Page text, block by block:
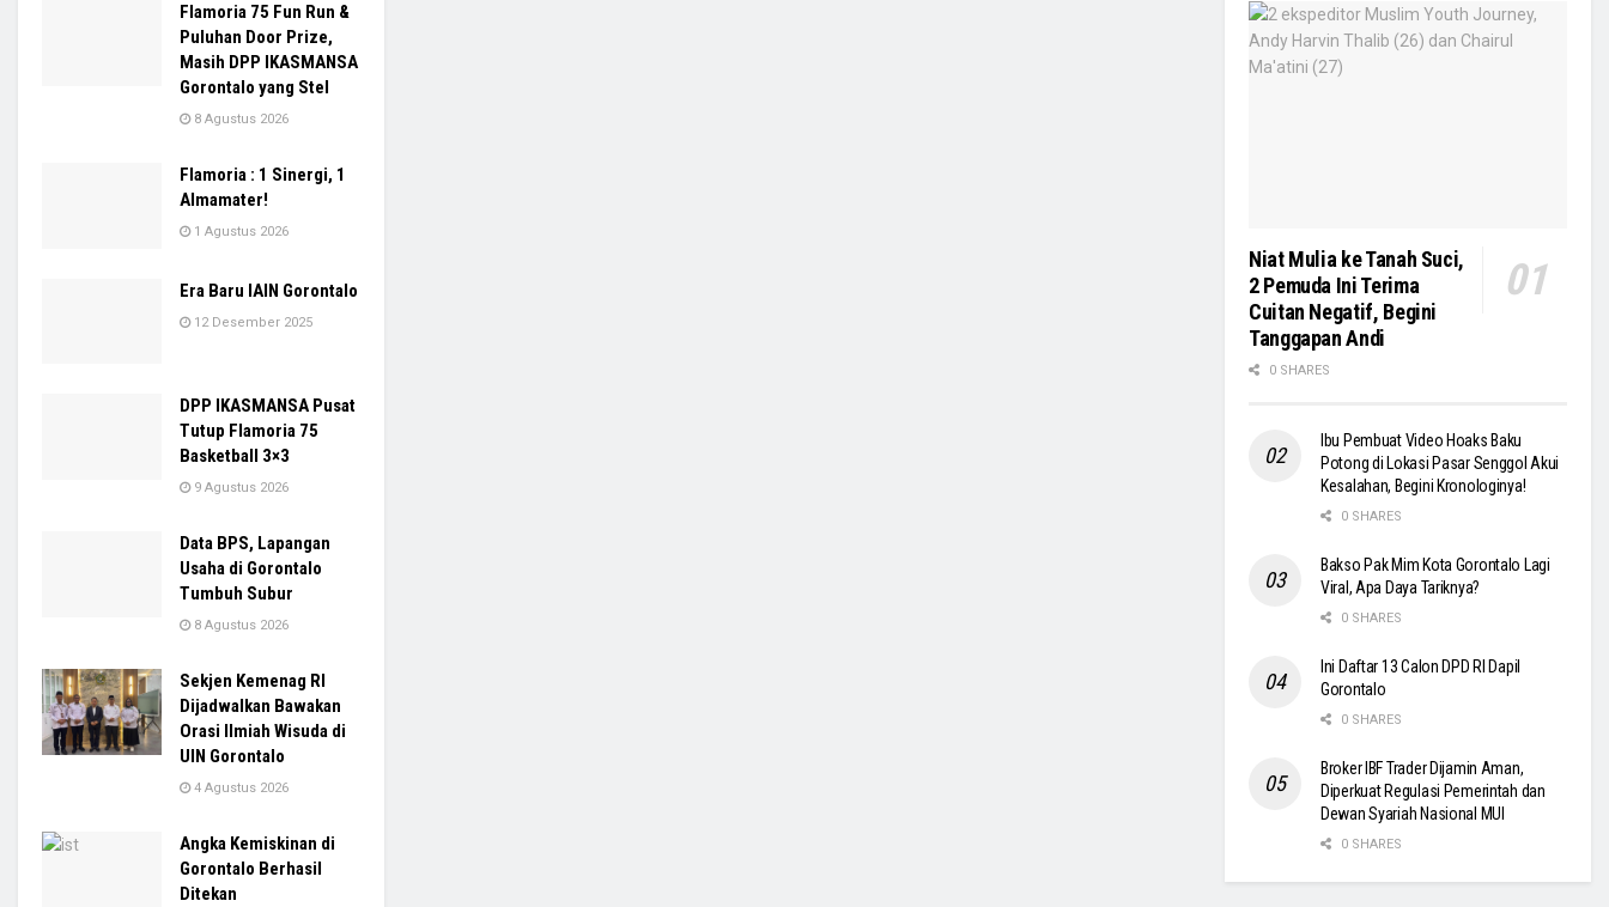
Flamoria 75 Fun Run &
Puluhan Door Prize,
Masih DPP IKASMANSA
Gorontalo yang Stel
8 Agustus 2026
Flamoria : 1 Sinergi, 1
Almamater!
1 Agustus 2026
Era Baru IAIN Gorontalo
12 Desember 2025
DPP IKASMANSA Pusat
Tutup Flamoria 75
Basketball 3×3
9 Agustus 2026
Data BPS, Lapangan
Usaha di Gorontalo
Tumbuh Subur
8 Agustus 2026
Sekjen Kemenag RI
Dijadwalkan Bawakan
Orasi Ilmiah Wisuda di
UIN Gorontalo
4 Agustus 2026
Angka Kemiskinan di
Gorontalo Berhasil
Ditekan
Niat Mulia ke Tanah Suci,
2 Pemuda Ini Terima
Cuitan Negatif, Begini
Tanggapan Andi
0 SHARES
Ibu Pembuat Video Hoaks Baku
Potong di Lokasi Pasar Senggol Akui
Kesalahan, Begini Kronologinya!
0 SHARES
Bakso Pak Mim Kota Gorontalo Lagi
Viral, Apa Daya Tariknya?
0 SHARES
Ini Daftar 13 Calon DPD RI Dapil
Gorontalo
0 SHARES
Broker IBF Trader Dijamin Aman,
Diperkuat Regulasi Pemerintah dan
Dewan Syariah Nasional MUI
0 SHARES